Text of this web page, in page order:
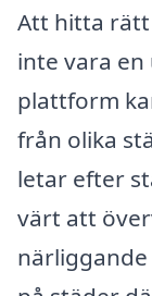
Att hitta rätt
inte vara
plattform
från olika
letar efter
värt att